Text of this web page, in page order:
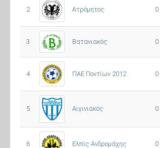
2 Ατρόμητος 0
3 Βατανιακός 0
4 ΠΑΕ Ποντίων 2012 0
5 Αιγινιακός 0
6 Ελπίς Ανδρομάχης 0